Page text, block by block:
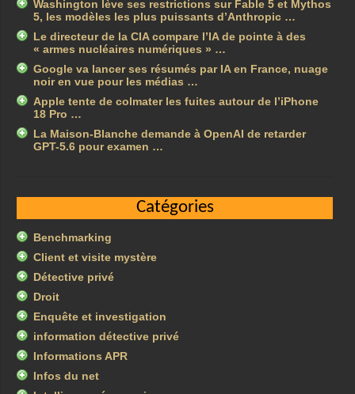
Washington lève ses restrictions sur Fable 5 et Mythos
5, les modèles les plus puissants d’Anthropic …
Le directeur de la CIA compare l’IA de pointe à des
« armes nucléaires numériques » …
Google va lancer ses résumés par IA en France, nuage
noir en vue pour les médias …
Apple tente de colmater les fuites autour de l’iPhone
18 Pro …
La Maison-Blanche demande à OpenAI de retarder
GPT-5.6 pour examen …
Catégories
Benchmarking
Client et visite mystère
Détective privé
Droit
Enquête et investigation
information détective privé
Informations APR
Infos du net